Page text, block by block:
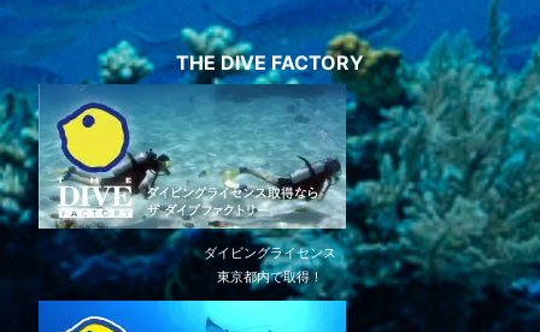
THE DIVE FACTORY
ダイビングライセンス
東京都内で取得！